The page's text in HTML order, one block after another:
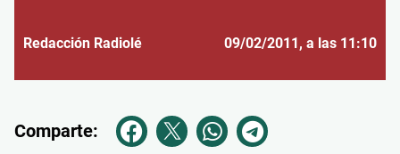
Redacción Radiolé 09/02/2011, a las 11:10
Comparte: